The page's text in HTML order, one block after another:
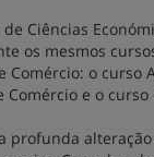
Ciências
os mesmos
Comércio: o curso
Comércio e o curso
profunda